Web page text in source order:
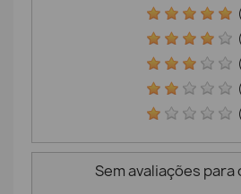
Sem avaliações